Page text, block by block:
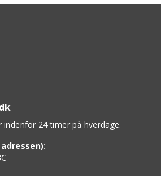
indenfor 24 timer på hverdage.